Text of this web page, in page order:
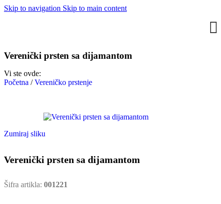
Skip to navigation Skip to main content
Verenički prsten sa dijamantom
Vi ste ovde:
Početna / Vereničko prstenje
Zumiraj sliku
Verenički prsten sa dijamantom
Šifra artikla: 001221